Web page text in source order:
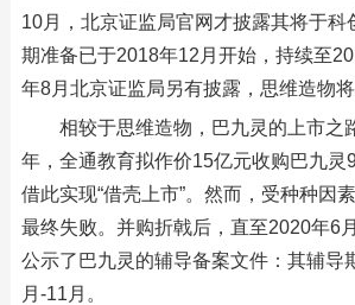
10月，北京证监局官网才披露其将于科
期准备已于2018年12月开始，持续至
年8月北京证监局另有披露，思维造物将
相较于思维造物，巴九灵的上市之
年，全通教育拟作价15亿元收购巴九灵
借此实现“借壳上市”。然而，受种种因
最终失败。并购折戟后，直至2020年6
公示了巴九灵的辅导备案文件：其辅导
月-11月。